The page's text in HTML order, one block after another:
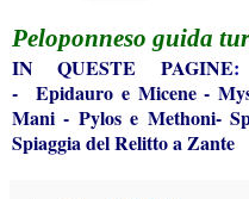
Peloponneso guida
IN QUESTE PAGINE
- Epidauro e Micene -
Mani - Pylos e Methoni-
Spiaggia del Relitto a Zante